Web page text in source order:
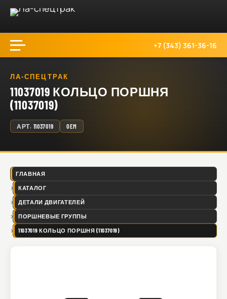
+7 (343) 361-36-16
ЛА-СПЕЦТРАК
11037019 КОЛЬЦО ПОРШНЯ
(11037019)
АРТ. 11037019 OEM
ГЛАВНАЯ
КАТАЛОГ
ДЕТАЛИ ДВИГАТЕЛЕЙ
ПОРШНЕВЫЕ ГРУППЫ
11037019 КОЛЬЦО ПОРШНЯ (11037019)